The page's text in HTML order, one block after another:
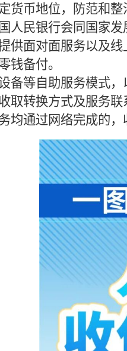
币地位，防范和整
人民银行会同国家
面对面服务以及线
钱备付。
等自助服务模式，
取转换方式及服务
通过网络完成的，